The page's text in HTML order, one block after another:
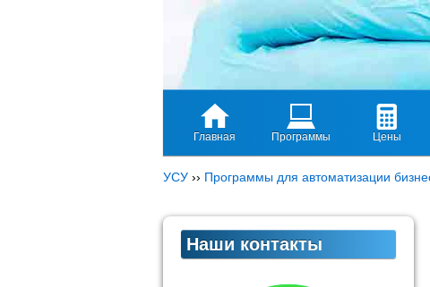
Главная Программы Цены
УСУ ›› Программы для автоматизации
Наши контакты